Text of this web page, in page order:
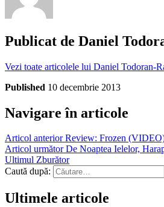
Publicat de Daniel
Vezi toate articolele lui Daniel Todoran-
Published 10 decembrie 2013
Navigare în articole
Articol anteriorReview: Frozen
Articol următorDe Noaptea Ielelor,
Ultimul Zburător
Caută după:
Ultimele articole